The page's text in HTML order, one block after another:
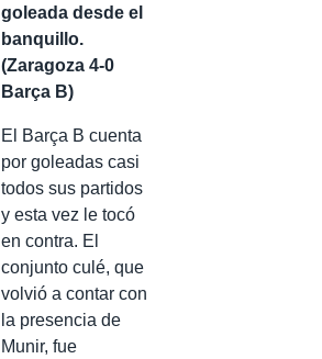
goleada desde el
banquillo.
(Zaragoza 4-0
Barça B)
El Barça B cuenta
por goleadas casi
todos sus partidos
y esta vez le tocó
en contra. El
conjunto culé, que
volvió a contar con
la presencia de
Munir, fue